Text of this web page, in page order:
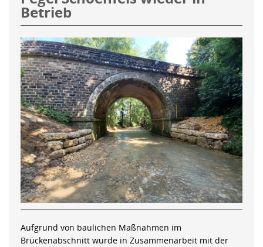
Betrieb
Aufgrund von baulichen Maßnahmen im
Brückenabschnitt wurde in Zusammenarbeit mit der